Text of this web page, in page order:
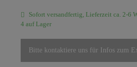
Sofort versandfertig, Lieferzeit ca. 2-6
4 auf Lager
Bitte kontaktiere uns für Infos zum